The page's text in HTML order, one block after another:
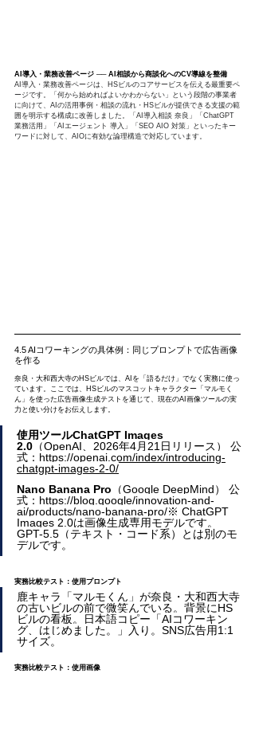
AI導入・業務改善ページ ── AI相談から商談化へのCV導線を整備
AI導入・業務改善ページは、HSビルのコアサービスを伝える最重要ペ
ージです。「何から始めればよいかわからない」という段階の事業者
に向けて、AIの活用事例・相談の流れ・HSビルが提供できる支援の範
囲を明示する構成に改善しました。「AI導入相談 奈良」「ChatGPT
業務活用」「AIエージェント 導入」「SEO AIO 対策」といったキー
ワードに対して、AIOに有効な論理構造で対応しています。
4.5 AIコワーキングの具体例：同じプロンプトで広告画像
を作る
奈良・大和西大寺のHSビルでは、AIを「語るだけ」でなく実務に使っ
ています。ここでは、HSビルのマスコットキャラクター「マルモく
ん」を使った広告画像生成テストを通じて、現在のAI画像ツールの実
力と使い分けをお伝えします。
使用ツールChatGPT Images
2.0 （OpenAI、2026年4月21日リリース） 公
式： https://openai.com/index/introducing-
chatgpt-images-2-0/
Nano Banana Pro （Google DeepMind） 公
式： https://blog.google/innovation-and-
ai/products/nano-banana-pro/※ ChatGPT
Images 2.0は画像生成専用モデルです。
GPT-5.5（テキスト・コード系）とは別のモ
デルです。
実務比較テスト：使用プロンプト
鹿キャラ「マルモくん」が奈良・大和西大寺
の古いビルの前で微笑んでいる。背景にHS
ビルの看板。日本語コピー「AIコワーキン
グ、はじめました。」入り。SNS広告用1:1
サイズ。
実務比較テスト：使用画像